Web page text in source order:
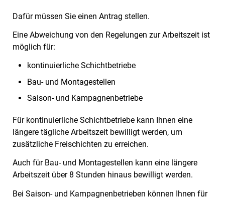
Dafür müssen Sie einen Antrag stellen.
Eine Abweichung von den Regelungen zur Arbeitszeit ist
möglich für:
kontinuierliche Schichtbetriebe
Bau- und Montagestellen
Saison- und Kampagnenbetriebe
Für kontinuierliche Schichtbetriebe kann Ihnen eine
längere tägliche Arbeitszeit bewilligt werden, um
zusätzliche Freischichten zu erreichen.
Auch für Bau- und Montagestellen kann eine längere
Arbeitszeit über 8 Stunden hinaus bewilligt werden.
Bei Saison- und Kampagnenbetrieben können Ihnen für